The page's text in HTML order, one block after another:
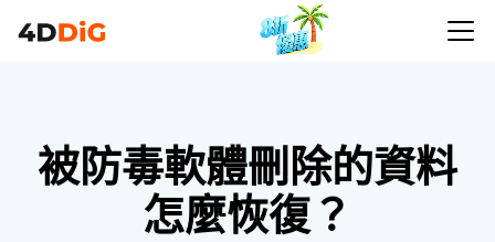
被防毒軟體刪除的資料
怎麼恢復？